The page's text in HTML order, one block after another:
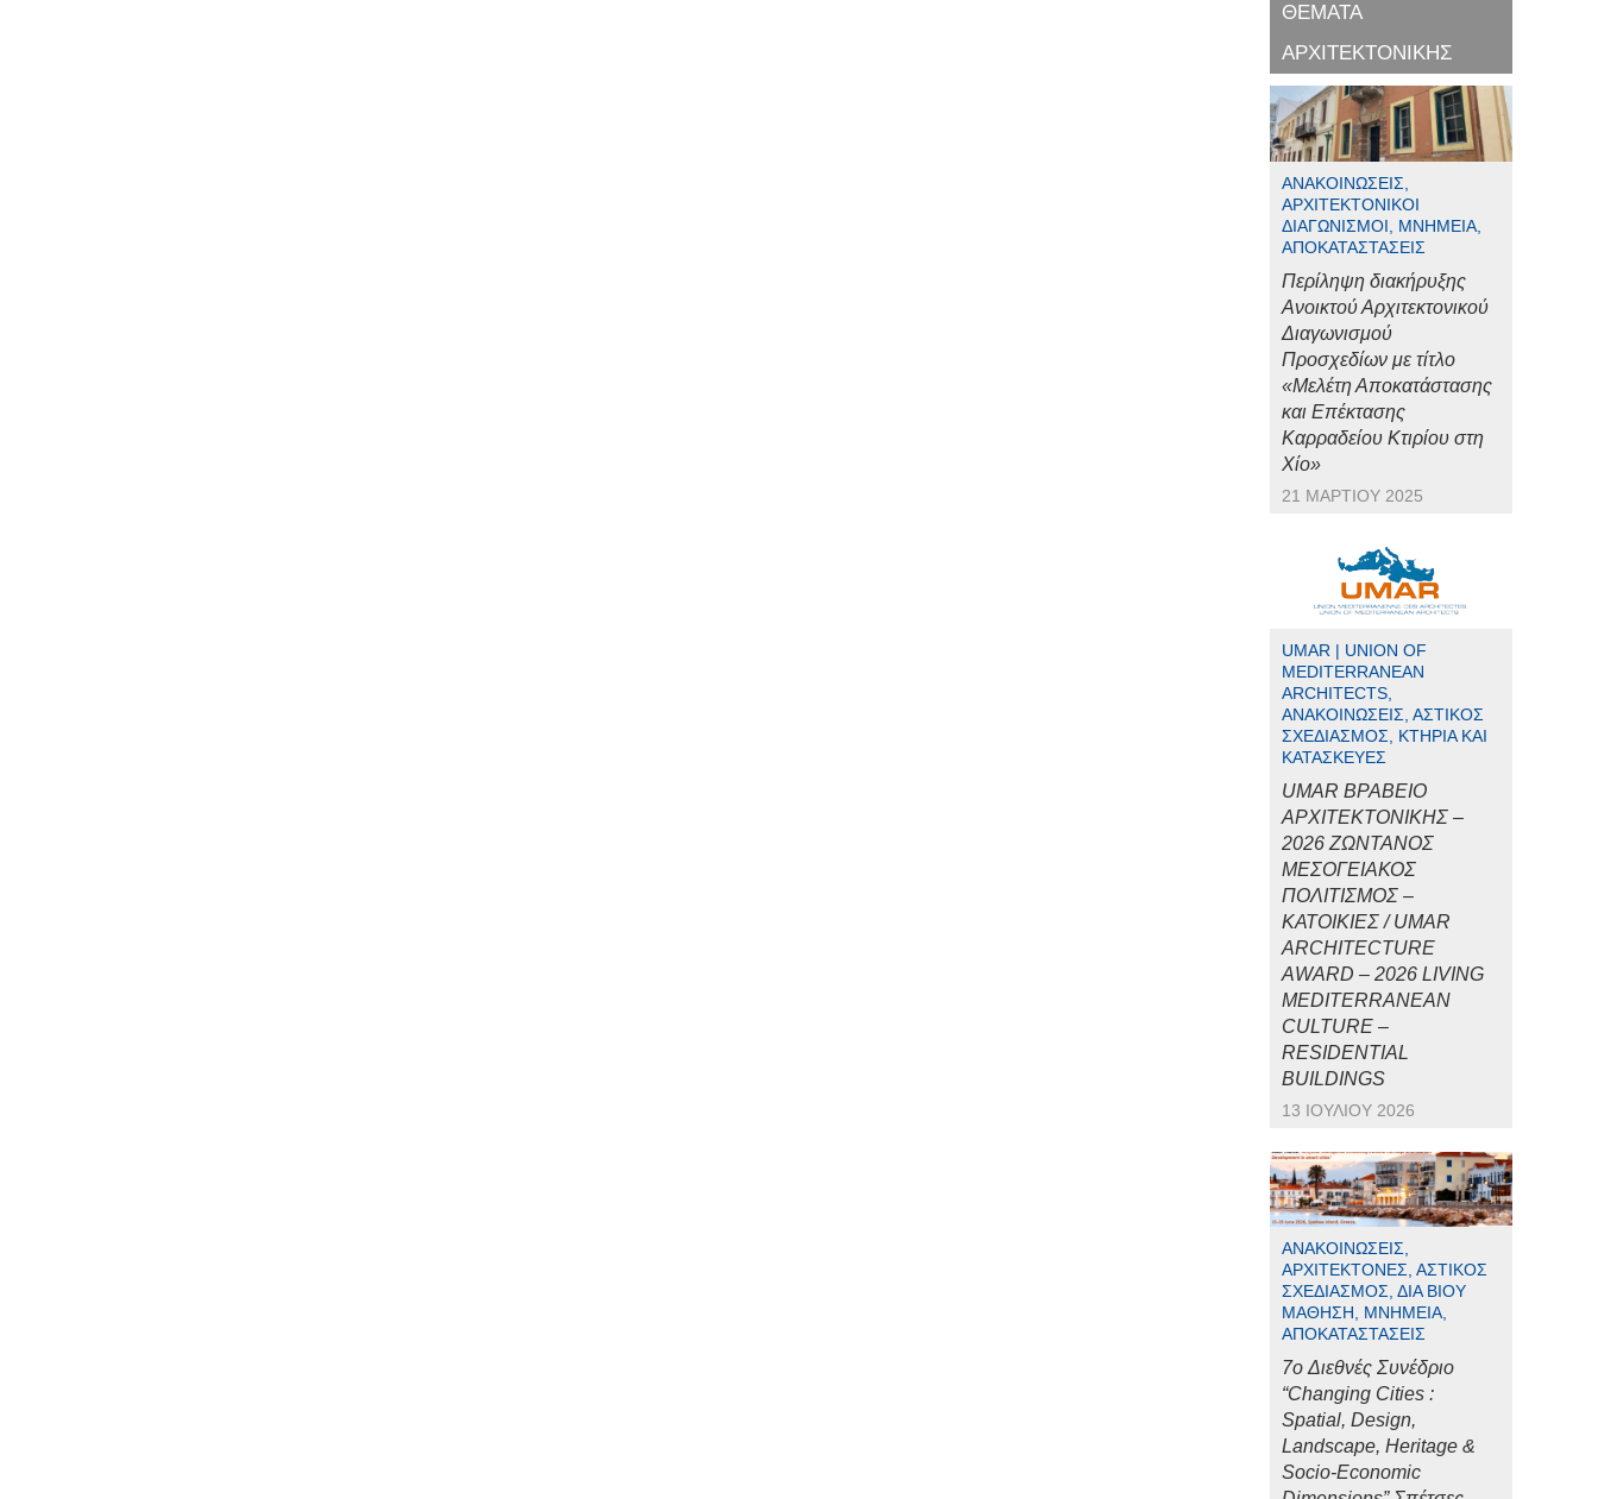
ΘΕΜΑΤΑ
ΑΡΧΙΤΕΚΤΟΝΙΚΗΣ
ΑΝΑΚΟΙΝΏΣΕΙΣ,
ΑΡΧΙΤΕΚΤΟΝΙΚΟΊ
ΔΙΑΓΩΝΙΣΜΟΊ, ΜΝΗΜΕΊΑ,
ΑΠΟΚΑΤΑΣΤΆΣΕΙΣ
Περίληψη διακήρυξης
Ανοικτού Αρχιτεκτονικού
Διαγωνισμού
Προσχεδίων με τίτλο
«Μελέτη Αποκατάστασης
και Επέκτασης
Καρραδείου Κτιρίου στη
Χίο»
21 ΜΑΡΤΊΟΥ 2025
UMAR | UNION OF
MEDITERRANEAN
ARCHITECTS,
ΑΝΑΚΟΙΝΏΣΕΙΣ, ΑΣΤΙΚΌΣ
ΣΧΕΔΙΑΣΜΌΣ, ΚΤΉΡΙΑ ΚΑΙ
ΚΑΤΑΣΚΕΥΈΣ
UMAR ΒΡΑΒΕΙΟ
ΑΡΧΙΤΕΚΤΟΝΙΚΗΣ –
2026 ΖΩΝΤΑΝΟΣ
ΜΕΣΟΓΕΙΑΚΟΣ
ΠΟΛΙΤΙΣΜΟΣ –
ΚΑΤΟΙΚΙΕΣ / UMAR
ARCHITECTURE
AWARD – 2026 LIVING
MEDITERRANEAN
CULTURE –
RESIDENTIAL
BUILDINGS
13 ΙΟΥΛΊΟΥ 2026
ΑΝΑΚΟΙΝΏΣΕΙΣ,
ΑΡΧΙΤΈΚΤΟΝΕΣ, ΑΣΤΙΚΌΣ
ΣΧΕΔΙΑΣΜΌΣ, ΔΙΆ ΒΊΟΥ
ΜΆΘΗΣΗ, ΜΝΗΜΕΊΑ,
ΑΠΟΚΑΤΑΣΤΆΣΕΙΣ
7o Διεθνές Συνέδριο
“Changing Cities :
Spatial, Design,
Landscape, Heritage &
Socio-Economic